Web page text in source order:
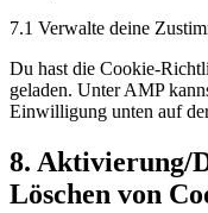
7.1 Verwalte deine
Du hast die Cookie-
geladen. Unter AMP
Einwilligung unten auf
8. Aktivierung/
Löschen von